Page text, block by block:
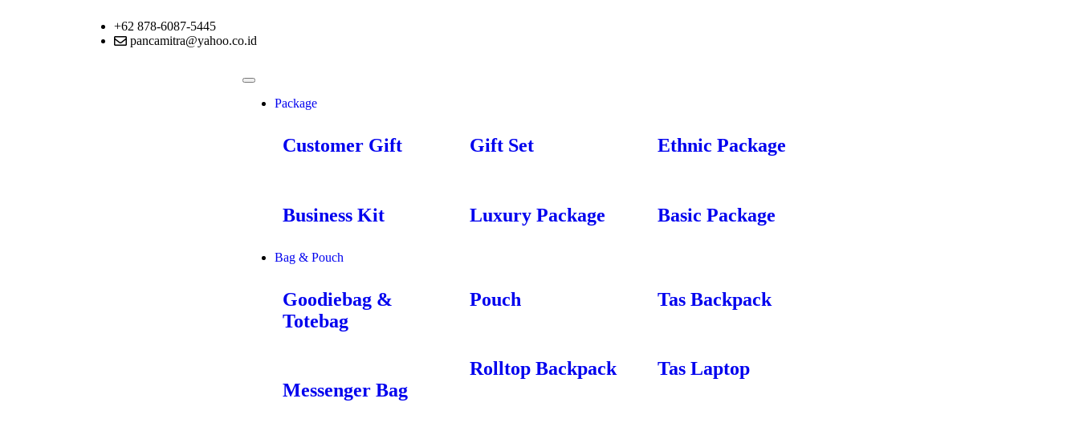
+62 878-6087-5445
pancamitra@yahoo.co.id
Package
Customer Gift
Business Kit
Gift Set
Luxury Package
Ethnic Package
Basic Package
Bag & Pouch
Goodiebag &
Totebag
Messenger Bag
Pouch
Rolltop Backpack
Tas Backpack
Tas Laptop